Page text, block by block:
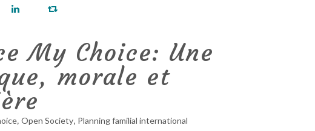
My Choice: Une
morale et
, Open Society, Planning familial international